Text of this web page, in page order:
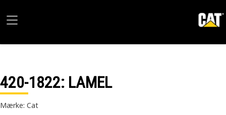
420-1822: LAMEL
Mærke: Cat